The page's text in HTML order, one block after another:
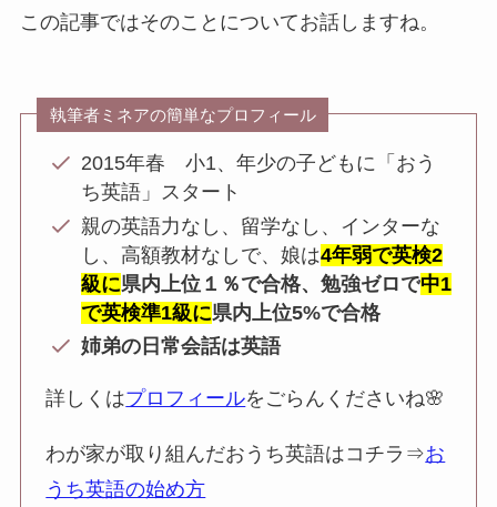
この記事ではそのことについてお話しますね。
執筆者ミネアの簡単なプロフィール
2015年春 小1、年少の子どもに「おう
ち英語」スタート
親の英語力なし、留学なし、インターな
し、高額教材なしで、娘は4年弱で英検2
級に県内上位１％で合格、勉強ゼロで中1
で英検準1級に県内上位5%で合格
姉弟の日常会話は英語
詳しくはプロフィールをごらんくださいね🌸
わが家が取り組んだおうち英語はコチラ⇒お
うち英語の始め方